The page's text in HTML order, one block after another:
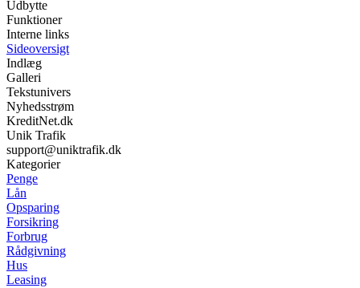
Udbytte
Funktioner
Interne links
Sideoversigt
Indlæg
Galleri
Tekstunivers
Nyhedsstrøm
KreditNet.dk
Unik Trafik
support@uniktrafik.dk
Kategorier
Penge
Lån
Opsparing
Forsikring
Forbrug
Rådgivning
Hus
Leasing